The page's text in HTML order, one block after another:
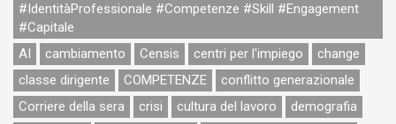
#IdentitàProfessionale #Competenze #Skill #Engagement
#Capitale
AI
cambiamento Censis centri per l'impiego
change
classe dirigente
COMPETENZE
conflitto generazionale
Corriere della sera
crisi cultura del lavoro
demografia